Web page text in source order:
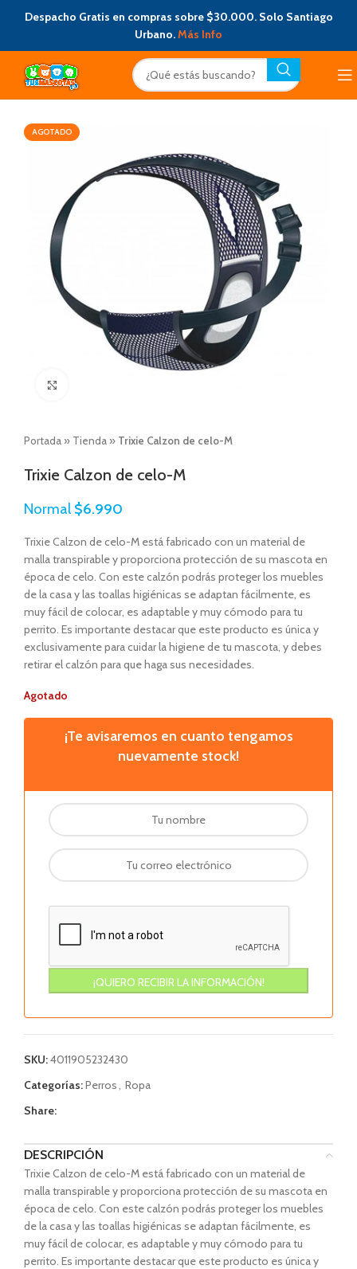
Despacho Gratis en compras sobre $30.000. Solo Santiago
Urbano.Más Info
AGOTADO
Portada » Tienda » Trixie Calzon de celo-M
Trixie Calzon de celo-M
Normal $6.990
Trixie Calzon de celo-M está fabricado con un material de
malla transpirable y proporciona protección de su mascota en
época de celo. Con este calzón podrás proteger los muebles
de la casa y las toallas higiénicas se adaptan fácilmente, es
muy fácil de colocar, es adaptable y muy cómodo para tu
perrito. Es importante destacar que este producto es única y
exclusivamente para cuidar la higiene de tu mascota, y debes
retirar el calzón para que haga sus necesidades.
Agotado
¡Te avisaremos en cuanto tengamos
nuevamente stock!
SKU:4011905232430
Categorías:Perros, Ropa
Share:
DESCRIPCIÓN
Trixie Calzon de celo-M está fabricado con un material de
malla transpirable y proporciona protección de su mascota en
época de celo. Con este calzón podrás proteger los muebles
de la casa y las toallas higiénicas se adaptan fácilmente, es
muy fácil de colocar, es adaptable y muy cómodo para tu
perrito. Es importante destacar que este producto es única y